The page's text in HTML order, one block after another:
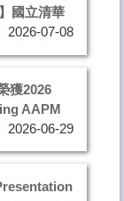
國立清華
2026-07-08
獲2026
AAPM
2026-06-29